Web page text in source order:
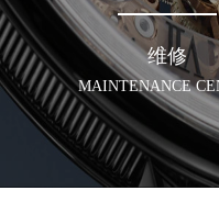
维修
MAINTENANCE